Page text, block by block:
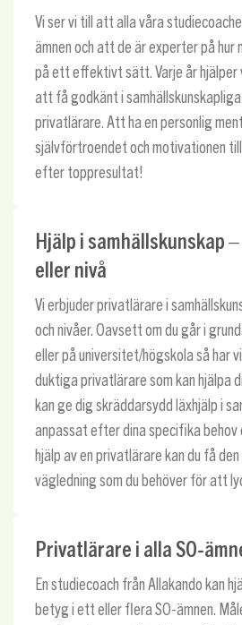
Vi ser vi till att alla våra
ämnen och att de är experter på hur
på ett effektivt sätt. Varje år hjälper
att få godkänt i samhällskunskapliga
privatlärare. Att ha en personlig
självförtroendet och motivationen
efter toppresultat!
Hjälp i samhällskunskap
eller nivå
Vi erbjuder privatlärare i
och nivåer. Oavsett om du går i
eller på universitet/högskola så har
duktiga privatlärare som kan hjälpa
kan ge dig skräddarsydd läxhjälp i
anpassat efter dina specifika behov
hjälp av en privatlärare kan du få
vägledning som du behöver för att
Privatlärare i alla SO-
En studiecoach från Allakando kan
betyg i ett eller flera SO-ämnen.